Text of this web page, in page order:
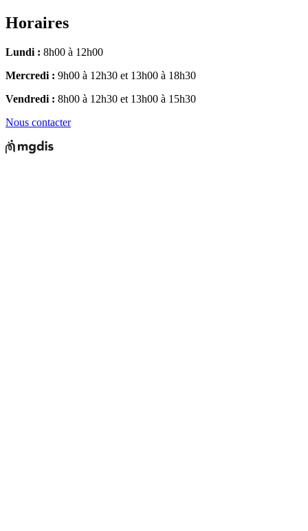
Horaires
Lundi : 8h00 à 12h00
Mercredi : 9h00 à 12h30 et 13h00 à 18h30
Vendredi : 8h00 à 12h30 et 13h00 à 15h30
Nous contacter